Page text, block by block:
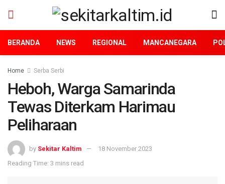
BERANDA NEWS REGIONAL MANCANEGARA
Home Serba Serbi
Heboh, Warga Samarinda
Tewas Diterkam Harimau
Peliharaan
by Sekitar Kaltim
18 November 2023
Reading Time: 3 mins read